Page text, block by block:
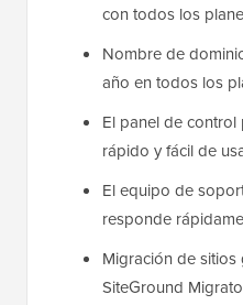
con todos los
Nombre de
año en todos los
El panel de
rápido y fácil de
El equipo de
responde
Migración de
SiteGround